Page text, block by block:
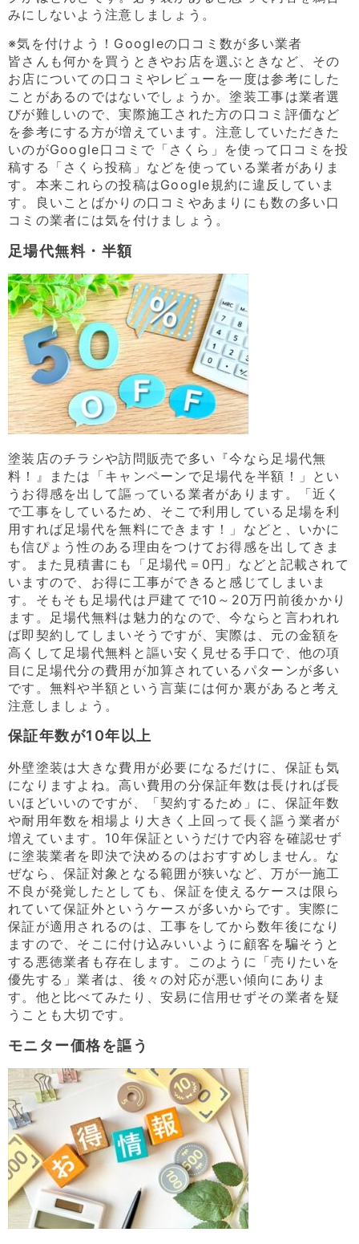
みにしないよう注意しましょう。
※気を付けよう！Googleの口コミ数が多い業者
皆さんも何かを買うときやお店を選ぶときなど、その
お店についての口コミやレビューを一度は参考にした
ことがあるのではないでしょうか。塗装工事は業者選
びが難しいので、実際施工された方の口コミ評価など
を参考にする方が増えています。注意していただきた
いのがGoogle口コミで「さくら」を使って口コミを投
稿する「さくら投稿」などを使っている業者がありま
す。本来これらの投稿はGoogle規約に違反していま
す。良いことばかりの口コミやあまりにも数の多い口
コミの業者には気を付けましょう。
足場代無料・半額
塗装店のチラシや訪問販売で多い『今なら足場代無
料！』または「キャンペーンで足場代を半額！」とい
うお得感を出して謳っている業者があります。「近く
で工事をしているため、そこで利用している足場を利
用すれば足場代を無料にできます！」などと、いかに
も信ぴょう性のある理由をつけてお得感を出してきま
す。また見積書にも「足場代＝0円」などと記載されて
いますので、お得に工事ができると感じてしまいま
す。そもそも足場代は戸建てで10～20万円前後かかり
ます。足場代無料は魅力的なので、今ならと言われれ
ば即契約してしまいそうですが、実際は、元の金額を
高くして足場代無料と謳い安く見せる手口で、他の項
目に足場代分の費用が加算されているパターンが多い
です。無料や半額という言葉には何か裏があると考え
注意しましょう。
保証年数が10年以上
外壁塗装は大きな費用が必要になるだけに、保証も気
になりますよね。高い費用の分保証年数は長ければ長
いほどいいのですが、「契約するため」に、保証年数
や耐用年数を相場より大きく上回って長く謳う業者が
増えています。10年保証というだけで内容を確認せず
に塗装業者を即決で決めるのはおすすめしません。な
ぜなら、保証対象となる範囲が狭いなど、万が一施工
不良が発覚したとしても、保証を使えるケースは限ら
れていて保証外というケースが多いからです。実際に
保証が適用されるのは、工事をしてから数年後になり
ますので、そこに付け込みいいように顧客を騙そうと
する悪徳業者も存在します。このように「売りたいを
優先する」業者は、後々の対応が悪い傾向にありま
す。他と比べてみたり、安易に信用せずその業者を疑
うことも大切です。
モニター価格を謳う